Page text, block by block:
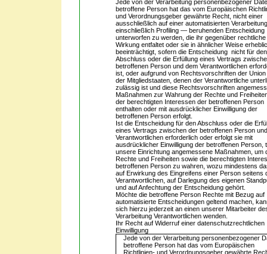
Jede von der Verarbeitung personenbezogener
betroffene Person hat das vom Europäischen
und Verordnungsgeber gewährte Recht, nicht einer
ausschließlich auf einer automatisierten
einschließlich Profiling — beruhenden Entscheidung
unterworfen zu werden, die ihr gegenüber rechtliche
Wirkung entfaltet oder sie in ähnlicher Weise
beeinträchtigt, sofern die Entscheidung nicht für den
Abschluss oder die Erfüllung eines Vertrags
betroffenen Person und dem Verantwortlichen
ist, oder aufgrund von Rechtsvorschriften der Union
der Mitgliedstaaten, denen der Verantwortliche
zulässig ist und diese Rechtsvorschriften
Maßnahmen zur Wahrung der Rechte und
der berechtigten Interessen der betroffenen Person
enthalten oder mit ausdrücklicher Einwilligung der
betroffenen Person erfolgt.
Ist die Entscheidung für den Abschluss oder die
eines Vertrags zwischen der betroffenen Person
Verantwortlichen erforderlich oder erfolgt sie mit
ausdrücklicher Einwilligung der betroffenen Person,
unsere Einrichtung angemessene Maßnahmen, um
Rechte und Freiheiten sowie die berechtigten
betroffenen Person zu wahren, wozu mindestens
auf Erwirkung des Eingreifens einer Person seitens
Verantwortlichen, auf Darlegung des eigenen
und auf Anfechtung der Entscheidung gehört.
Möchte die betroffene Person Rechte mit Bezug auf
automatisierte Entscheidungen geltend machen,
sich hierzu jederzeit an einen unserer Mitarbeiter
Verarbeitung Verantwortlichen wenden.
Ihr Recht auf Widerruf einer datenschutzrechtlichen
Einwilligung
Jede von der Verarbeitung personenbezogener
betroffene Person hat das vom Europäischen
Richtlinien- und Verordnungsgeber gewährte